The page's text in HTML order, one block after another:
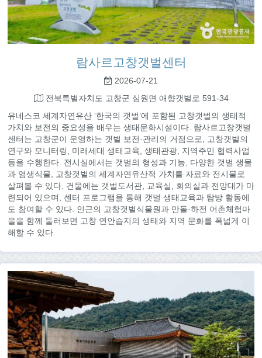
람사르고창갯벌센터
2026-07-21
전북특별자치도 고창군 심원면 애향갯벌로 591-34
유네스코 세계자연유산 ‘한국의 갯벌’에 포함된 고창갯벌의 생태적
가치와 보전의 중요성을 배우는 생태문화시설이다. 람사르고창갯벌
센터는 고창군이 운영하는 갯벌 보전·관리의 거점으로, 고창갯벌의
연구와 모니터링, 미래세대 생태교육, 생태관광, 지역주민 협력사업
등을 수행한다. 전시실에서는 갯벌의 형성과 기능, 다양한 갯벌 생물
과 염생식물, 고창갯벌의 세계자연유산적 가치를 자료와 전시물로
살펴볼 수 있다. 건물에는 갯벌도서관, 교육실, 회의실과 전망대가 마
련되어 있으며, 센터 프로그램을 통해 갯벌 생태교육과 탐방 활동에
도 참여할 수 있다. 인근의 고창갯벌식물원과 만돌·하전 어촌체험마
을을 함께 둘러보면 고창 연안습지의 생태와 지역 문화를 폭넓게 이
해할 수 있다.